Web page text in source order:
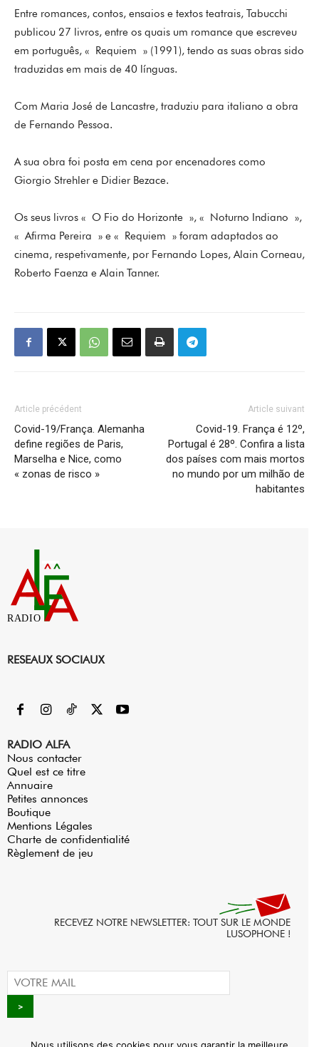
Entre romances, contos, ensaios e textos teatrais, Tabucchi
publicou 27 livros, entre os quais um romance que escreveu
em português, « Requiem » (1991), tendo as suas obras sido
traduzidas em mais de 40 línguas.
Com Maria José de Lancastre, traduziu para italiano a obra
de Fernando Pessoa.
A sua obra foi posta em cena por encenadores como
Giorgio Strehler e Didier Bezace.
Os seus livros « O Fio do Horizonte », « Noturno Indiano »,
« Afirma Pereira » e « Requiem » foram adaptados ao
cinema, respetivamente, por Fernando Lopes, Alain Corneau,
Roberto Faenza e Alain Tanner.
Article précédent
Covid-19/França. Alemanha
define regiões de Paris,
Marselha e Nice, como
« zonas de risco »
Article suivant
Covid-19. França é 12º,
Portugal é 28º. Confira a lista
dos países com mais mortos
no mundo por um milhão de
habitantes
RADIO
RESEAUX SOCIAUX
RADIO ALFA
Nous contacter
Quel est ce titre
Annuaire
Petites annonces
Boutique
Mentions Légales
Charte de confidentialité
Règlement de jeu
RECEVEZ NOTRE NEWSLETTER: TOUT SUR LE MONDE
LUSOPHONE !